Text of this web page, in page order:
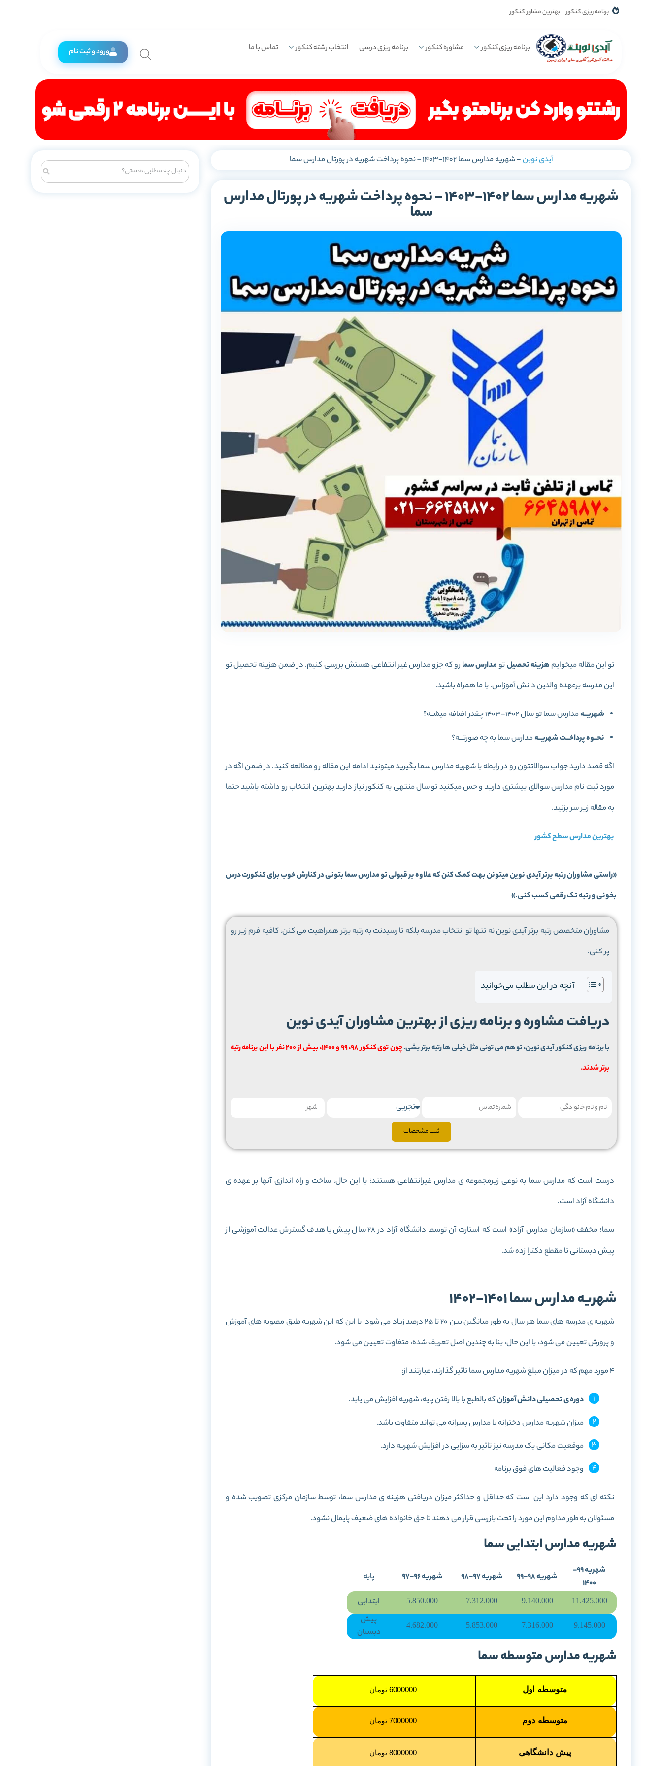
برنامه ریزی کنکور بهترین مشاور کنکور
برنامه ریزی کنکور مشاوره کنکور برنامه ریزی درسی انتخاب رشته کنکور تماس با ما ورود و ثبت نام
آیدی نوین-شهریه مدارس سما 1402-1403 – نحوه پرداخت شهریه در پورتال مدارس سما
شهریه مدارس سما 1402-1403 – نحوه پرداخت شهریه در پورتال مدارس
سما
تو این مقاله میخوایم هزینه تحصیلتومدارس سما رو که جزو مدارس غیر انتفاعی هستش بررسی کنیم. در ضمن هزینه تحصیل تو
این مدرسه برعهده والدین دانش آموزاس. با ما همراه باشید.
شهریــهمدارس سما تو سال 1402-1403 چقدر اضافه میشــه؟
نحــوه پرداخــت شهریــهمدارس سما به چه صورتـــه؟
اگه قصد دارید جواب سوالاتتون رو در رابطه با شهریه مدارس سما بگیرید میتونید ادامه این مقاله رو مطالعه کنید. در ضمن اگه در
مورد ثبت نام مدارس سوالای بیشتری دارید و حس میکنید تو سال منتهی به کنکور نیاز دارید بهترین انتخاب رو داشته باشید حتما
به مقاله زیر سر بزنید.
بهترین مدارس سطح کشور
«راستی مشاوران رتبه برتر آیدی نوین میتونن بهت کمک کنن که علاوه بر قبولی تو مدارس سما بتونی در کنارش خوب برای کنکورت درس
بخونی و رتبه تک رقمی کسب کنی.»
مشاوران متخصص رتبه برتر آیدی نوین نه تنها تو انتخاب مدرسه بلکه تا رسیدنت به رتبه برتر همراهیت می کنن، کافیه فرم زیر رو
پر کنی:
آنچه در این مطلب می‌خوانید
دریافت مشاوره و برنامه ریزی از بهترین مشاوران آیدی نوین
با برنامه ریزی کنکور آیدی نوین، تو هم می تونی مثل خیلی ها رتبه برتر بشی.
چون توی کنکور 98، 99 و 1400، بیش از 200 نفر با این برنامه رتبه
برتر شدند.
ثبت مشخصات
درست است که مدارس سما به نوعی زیرمجموعه ی مدارس غیرانتفاعی هستند؛ با این حال، ساخت و راه اندازی آنها بر عهده ی
دانشگاه آزاد است.
سما؛ مخفف «سازمان مدارس آزاد» است که استارت آن توسط دانشگاه آزاد در 28 سال پیش با هدف گسترش عدالت آموزشی از
پیش دبستانی تا مقطع دکترا زده شد.
شهریه مدارس سما 1401-1402
شهریه ی مدرسه های سما هر سال به طور میانگین بین 20 تا 25 درصد زیاد می شود. با این که این شهریه طبق مصوبه های آموزش
و پرورش تعیین می شود، با این حال، بنا به چندین اصل تعریف شده، متفاوت تعیین می شود.
4 مورد مهم که در میزان مبلغ شهریه مدارس سما تاثیر گذارند، عبارتند از:
دوره ی تحصیلی دانش آموزانکه بالطبع با بالا رفتن پایه، شهریه افزایش می یابد.
میزان شهریه مدارس دخترانه با مدارس پسرانه می تواند متفاوت باشد.
موقعیت مکانی یک مدرسه نیز تاثیر به سزایی در افزایش شهریه دارد.
وجود فعالیت های فوق برنامه
نکته ای که وجود دارد این است که حداقل و حداکثر میزان دریافتی هزینه ی مدارس سما، توسط سازمان مرکزی تصویب شده و
مسئولان به طور مداوم این مورد را تحت بازرسی قرار می دهند تا حق خانواده های ضعیف پایمال نشود.
شهریه مدارس ابتدایی سما
شهریه 99-
1400
شهریه 98-99 شهریه 97-98 شهریه 96-97 پایه
11.425.000
9.140.000
7.312.000
5.850.000 ابتدایی
9.145.000
7.316.000
5.853.000
4.682.000
پیش
دبستان
شهریه مدارس متوسطه سما
متوسطه اول 6000000 تومان
متوسطه دوم 7000000 تومان
پیش دانشگاهی 8000000 تومان